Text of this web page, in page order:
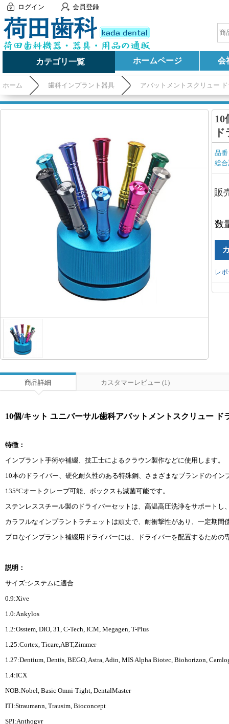
ログイン 会員登録
カテゴリ一覧 ホームページ 会
ホーム 歯科インプラント器具 アバットメントスクリュー
10
品
総
販
数
レ
商品詳細 カスタマーレビュー (1)
10個/キット ユニバーサル歯科アバットメントスクリュー ド
特徴：
インプラント手術や補綴、技工士によるクラウン製作などに使用します。
10本のドライバー、硬化耐久性のある特殊鋼、さまざまなブランドのイン
135°Cオートクレーブ可能、ボックスも滅菌可能です。
ステンレススチール製のドライバーセットは、高温高圧洗浄をサポート
カラフルなインプラントラチェットは頑丈で、耐衝撃性があり、一定期間
プロなインプラント補綴用ドライバーには、ドライバーを配置するため
説明：
サイズ:システムに適合
0.9:Xive
1.0:Ankylos
1.2:Osstem, DIO, 31, C-Tech, ICM, Megagen, T-Plus
1.25:Cortex, Ticare,ABT,Zimmer
1.27:Dentium, Dentis, BEGO, Astra, Adin, MIS Alpha Biotec, Biohorizon,
1.4:ICX
NOB:Nobel, Basic Omni-Tight, DentalMaster
ITI:Straumann, Trausim, Bioconcept
SPI:Anthogyr